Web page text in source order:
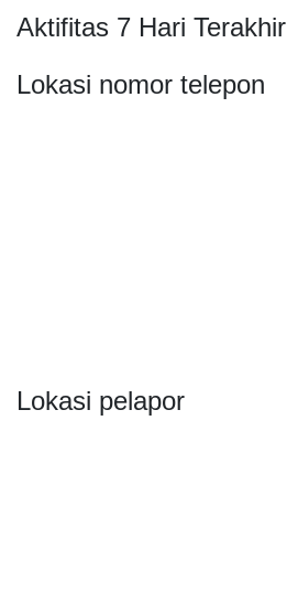
Aktifitas 7 Hari Terakhir
Lokasi nomor telepon
Lokasi pelapor